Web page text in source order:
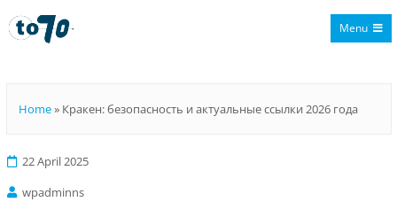
Menu
Home» Кракен: безопасность и актуальные ссылки 2026 года
22 April 2025
wpadminns